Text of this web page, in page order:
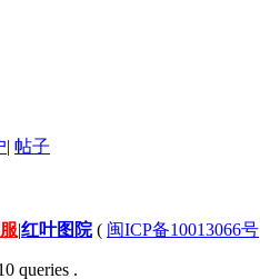
| 帖子
|红叶图院( 闽ICP备10013066号
queries .